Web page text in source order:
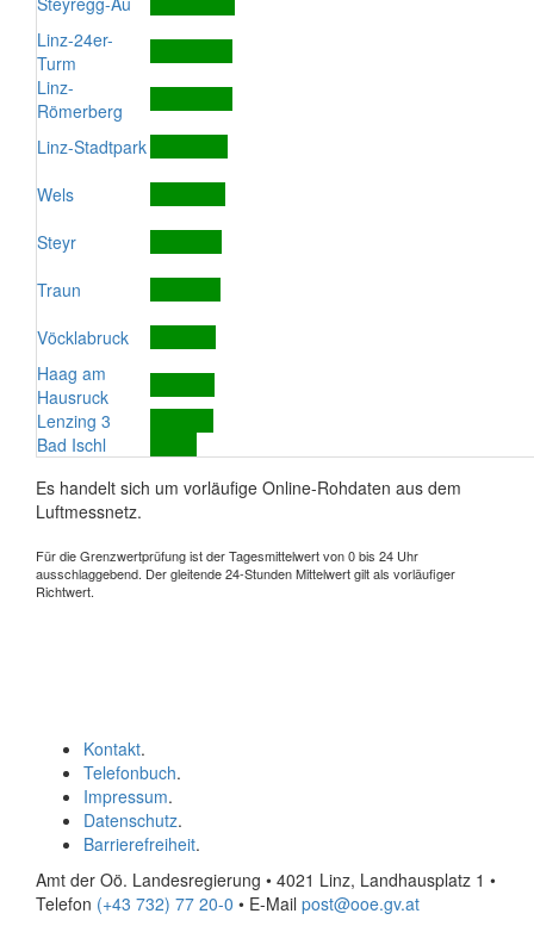
Linz-24er-
Turm
Linz-
Römerberg
Linz-Stadtpark
Wels
Steyr
Traun
Vöcklabruck
Haag am
Hausruck
Lenzing 3
Bad Ischl
Es handelt sich um vorläufige Online-Rohdaten aus dem
Luftmessnetz.
Für die Grenzwertprüfung ist der Tagesmittelwert von 0 bis 24 Uhr
ausschlaggebend. Der gleitende 24-Stunden Mittelwert gilt als vorläufiger
Richtwert.
Kontakt.
Telefonbuch.
Impressum.
Datenschutz.
Barrierefreiheit.
Amt der Oö. Landesregierung • 4021 Linz, Landhausplatz 1 •
Telefon (+43 732) 77 20-0 • E-Mail post@ooe.gv.at